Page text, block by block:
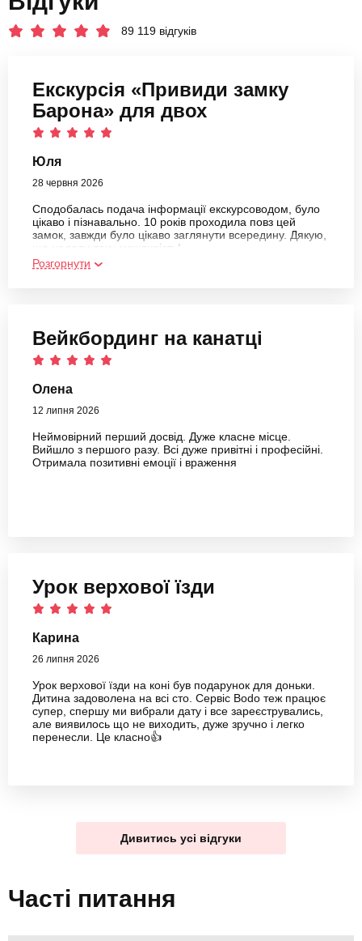
89 119 відгуків
Екскурсія «Привиди замку
Барона» для двох
Юля
28 червня 2026
Сподобалась подача інформації екскурсоводом, було
цікаво і пізнавально. 10 років проходила повз цей
замок, завжди було цікаво заглянути всередину. Дякую,
що надали таку можливість!
Розгорнути
Вейкбординг на канатці
Олена
12 липня 2026
Неймовірний перший досвід. Дуже класне місце.
Вийшло з першого разу. Всі дуже привітні і професійні.
Отримала позитивні емоції і враження
Урок верхової їзди
Карина
26 липня 2026
Урок верхової їзди на коні був подарунок для доньки.
Дитина задоволена на всі сто. Сервіс Bodo теж працює
супер, спершу ми вибрали дату і все зареєструвались,
але виявилось що не виходить, дуже зручно і легко
перенесли. Це класно👍
Дивитись усі відгуки
Часті питання